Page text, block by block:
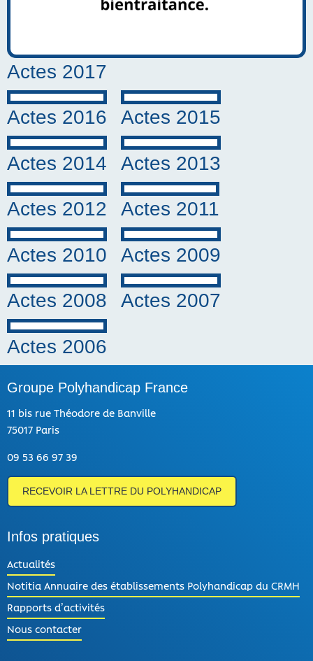
Actes 2017
Actes 2016 Actes 2015
Actes 2014 Actes 2013
Actes 2012 Actes 2011
Actes 2010 Actes 2009
Actes 2008 Actes 2007
Actes 2006
Groupe Polyhandicap France
11 bis rue Théodore de Banville
75017 Paris
09 53 66 97 39
RECEVOIR LA LETTRE DU POLYHANDICAP
Infos pratiques
Actualités
Notitia Annuaire des établissements Polyhandicap du CRMH
Rapports d’activités
Nous contacter